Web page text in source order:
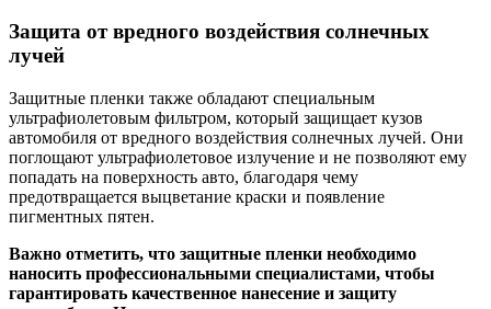
Защита от вредного воздействия солнечных
лучей
Защитные пленки также обладают специальным
ультрафиолетовым фильтром, который защищает кузов
автомобиля от вредного воздействия солнечных лучей. Они
поглощают ультрафиолетовое излучение и не позволяют ему
попадать на поверхность авто, благодаря чему
предотвращается выцветание краски и появление
пигментных пятен.
Важно отметить, что защитные пленки необходимо
наносить профессиональными специалистами, чтобы
гарантировать качественное нанесение и защиту